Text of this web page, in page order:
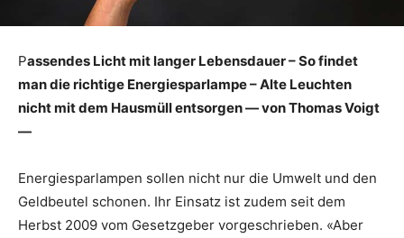
Passendes Licht mit langer Lebensdauer – So findet
man die richtige Energiesparlampe – Alte Leuchten
nicht mit dem Hausmüll entsorgen — von Thomas Voigt
—
Energiesparlampen sollen nicht nur die Umwelt und den
Geldbeutel schonen. Ihr Einsatz ist zudem seit dem
Herbst 2009 vom Gesetzgeber vorgeschrieben. «Aber